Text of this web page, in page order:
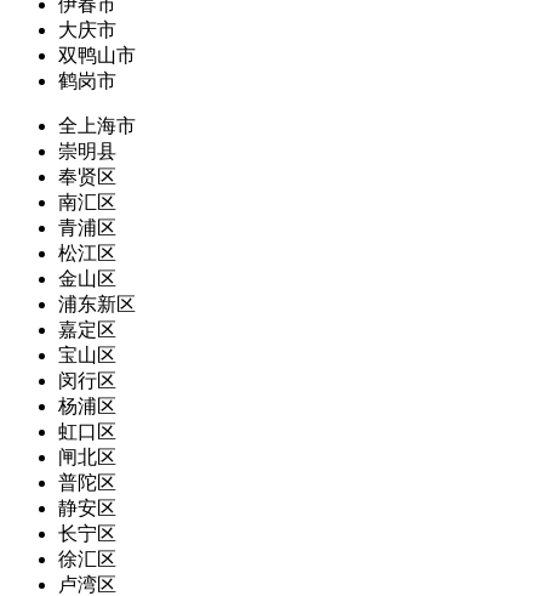
伊春市
大庆市
双鸭山市
鹤岗市
全上海市
崇明县
奉贤区
南汇区
青浦区
松江区
金山区
浦东新区
嘉定区
宝山区
闵行区
杨浦区
虹口区
闸北区
普陀区
静安区
长宁区
徐汇区
卢湾区